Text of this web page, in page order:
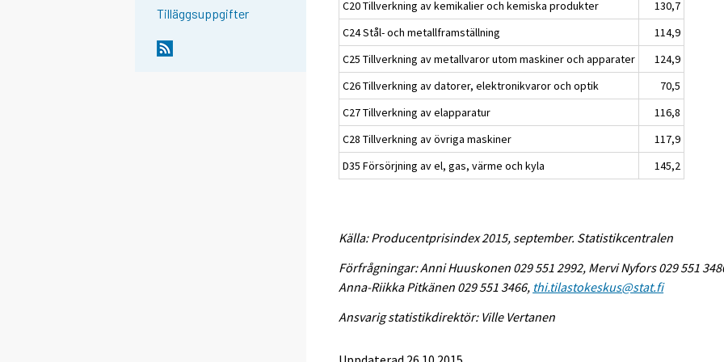
Tilläggsuppgifter
C20 Tillverkning av kemikalier och kemiska produkter
130,7
C24 Stål- och metallframställning
114,9
C25 Tillverkning av metallvaror utom maskiner och apparater
124,9
C26 Tillverkning av datorer, elektronikvaror och optik
70,5
C27 Tillverkning av elapparatur
116,8
C28 Tillverkning av övriga maskiner
117,9
D35 Försörjning av el, gas, värme och kyla
145,2
Källa: Producentprisindex 2015, september. Statistikcentralen
Förfrågningar: Anni Huuskonen 029 551 2992, Mervi Nyfors 029 551
Anna-Riikka Pitkänen 029 551 3466, thi.tilastokeskus@stat.fi
Ansvarig statistikdirektör: Ville Vertanen